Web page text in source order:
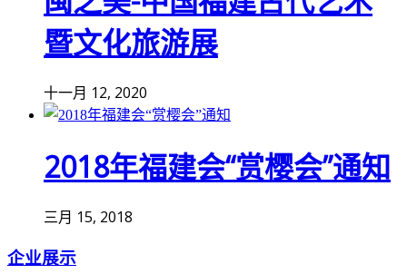
暨文化旅游展
十一月 12, 2020
2018年福建会“赏樱会”通知
三月 15, 2018
企业展示